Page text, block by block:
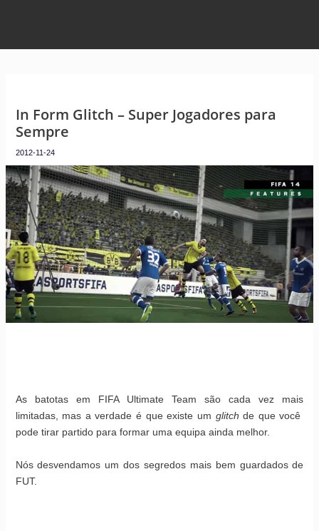
In Form Glitch – Super Jogadores para
Sempre
2012-11-24
As batotas em FIFA Ultimate Team são cada vez mais
limitadas, mas a verdade é que existe um glitch de que você
pode tirar partido para formar uma equipa ainda melhor.
Nós desvendamos um dos segredos mais bem guardados de
FUT.